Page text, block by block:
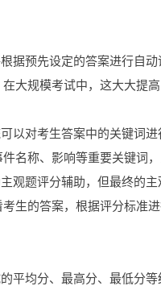
据预先设定的答案进行自
大规模考试中，这大大提
以对考生答案中的关键词
名称、影响等重要关键词
观题评分辅助，但最终的
生的答案，根据评分标准
平均分、最高分、最低分